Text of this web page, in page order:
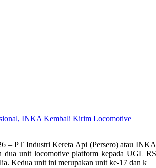
INKA Kembali Kirim Locomotive
– PT Industri Kereta Api (Persero) atau INKA
dua unit locomotive platform kepada UGL RS
Kedua unit ini merupakan unit ke-17 dan k